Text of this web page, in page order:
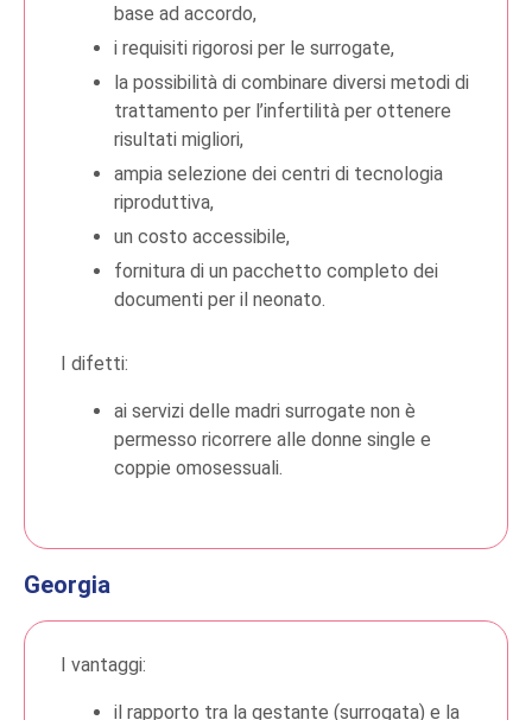
base ad accordo,
i requisiti rigorosi per le surrogate,
la possibilità di combinare diversi metodi di
trattamento per l’infertilità per ottenere
risultati migliori,
ampia selezione dei centri di tecnologia
riproduttiva,
un costo accessibile,
fornitura di un pacchetto completo dei
documenti per il neonato.
I difetti:
ai servizi delle madri surrogate non è
permesso ricorrere alle donne single e
coppie omosessuali.
Georgia
I vantaggi:
il rapporto tra la gestante (surrogata) e la